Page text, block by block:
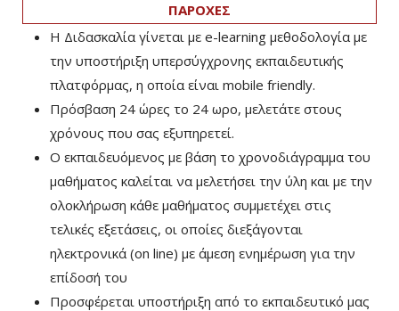
ΠΑΡΟΧΕΣ
Η Διδασκαλία γίνεται με e-learning μεθοδολογία με
την υποστήριξη υπερσύγχρονης εκπαιδευτικής
πλατφόρμας, η οποία είναι mobile friendly.
Πρόσβαση 24 ώρες το 24 ωρο, μελετάτε στους
χρόνους που σας εξυπηρετεί.
Ο εκπαιδευόμενος με βάση το χρονοδιάγραμμα του
μαθήματος καλείται να μελετήσει την ύλη και με την
ολοκλήρωση κάθε μαθήματος συμμετέχει στις
τελικές εξετάσεις, οι οποίες διεξάγονται
ηλεκτρονικά (on line) με άμεση ενημέρωση για την
επίδοσή του
Προσφέρεται υποστήριξη από το εκπαιδευτικό μας